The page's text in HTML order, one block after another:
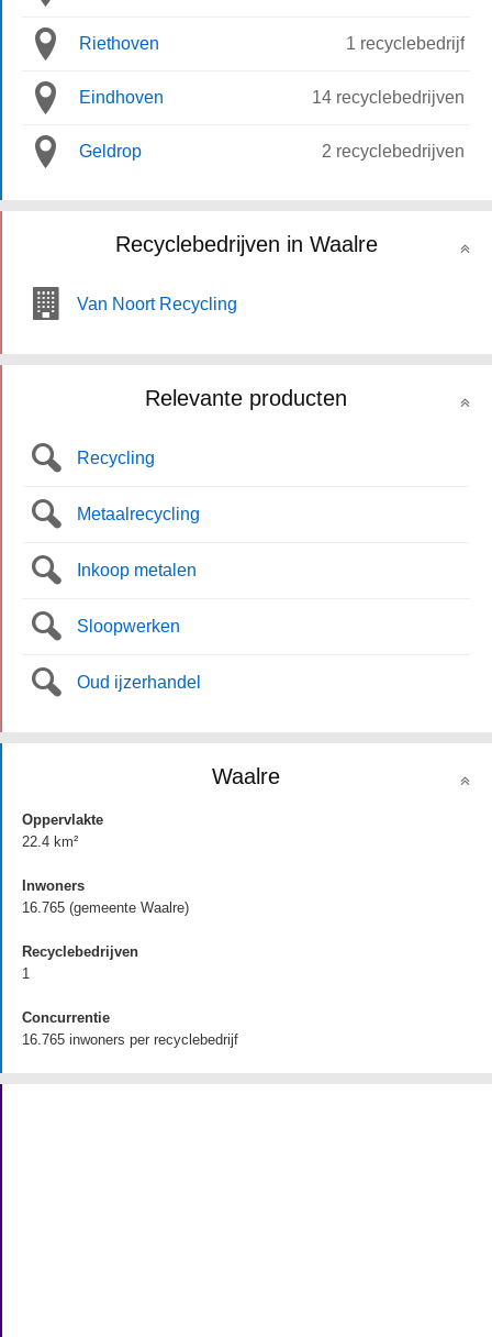
Riethoven 1 recyclebedrijf
Eindhoven 14 recyclebedrijven
Geldrop 2 recyclebedrijven
Recyclebedrijven in Waalre
Van Noort Recycling
Relevante producten
Recycling
Metaalrecycling
Inkoop metalen
Sloopwerken
Oud ijzerhandel
Waalre
Oppervlakte
22.4 km²
Inwoners
16.765 (gemeente Waalre)
Recyclebedrijven
1
Concurrentie
16.765 inwoners per recyclebedrijf